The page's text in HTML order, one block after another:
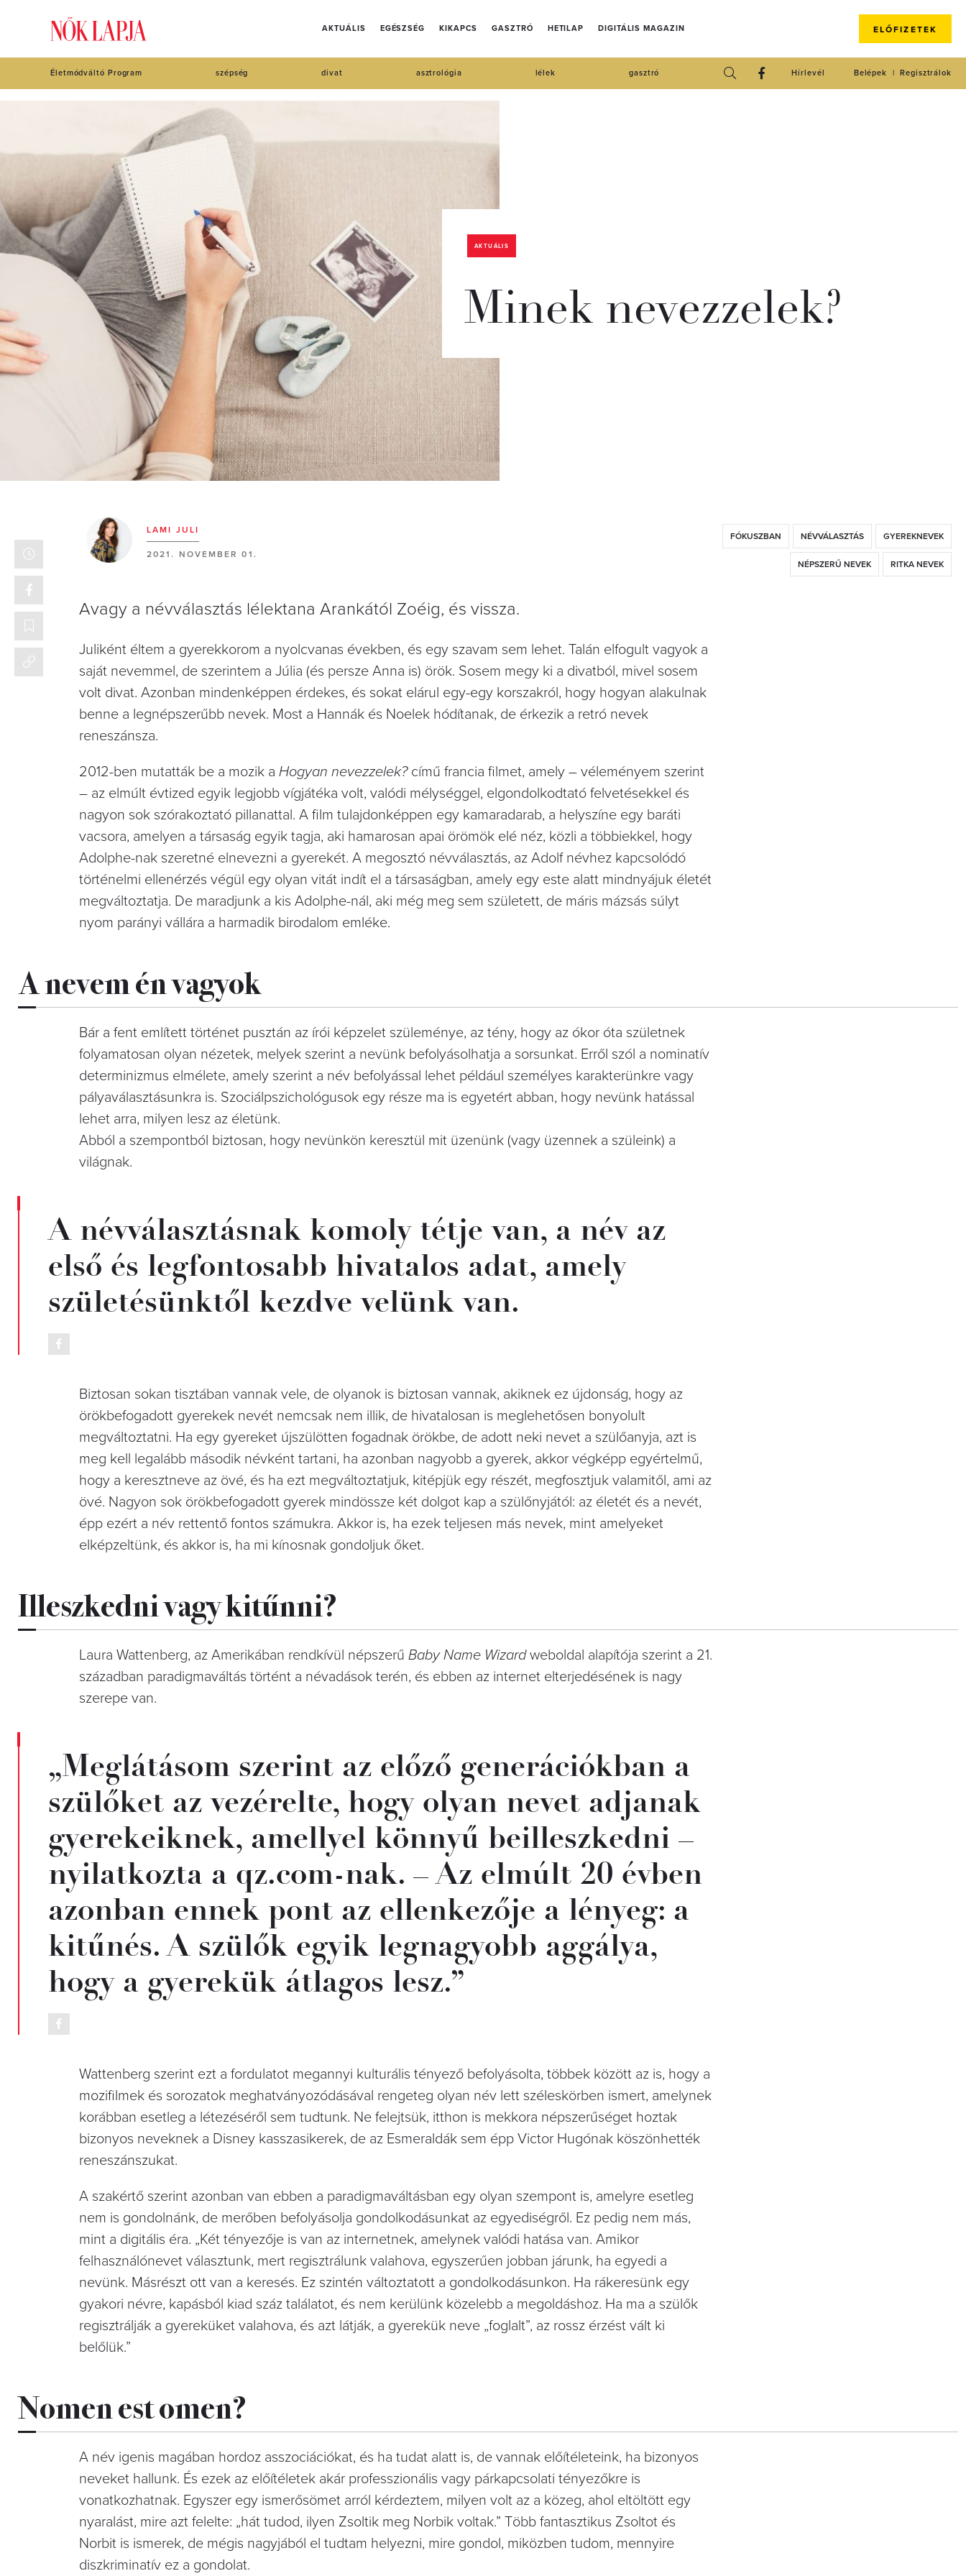
AKTUÁLIS EGÉSZSÉG KIKAPCS GASZTRÓ HETILAP DIGITÁLIS MAGAZIN ELŐFIZETEK
Életmódváltó Program szépség divat asztrológia lélek gasztró Regisztrálok
Belépek
Hírlevél
AKTUÁLIS
Minek nevezzelek?
LAMI JULI
2021. NOVEMBER 01.
FÓKUSZBAN NÉVVÁLASZTÁS GYEREKNEVEK
NÉPSZERŰ NEVEK RITKA NEVEK
Avagy a névválasztás lélektana Arankától Zoéig, és vissza.
Juliként éltem a gyerekkorom a nyolcvanas években, és egy szavam sem lehet. Talán elfogult vagyok a
saját nevemmel, de szerintem a Júlia (és persze Anna is) örök. Sosem megy ki a divatból, mivel sosem
volt divat. Azonban mindenképpen érdekes, és sokat elárul egy-egy korszakról, hogy hogyan alakulnak
benne a legnépszerűbb nevek. Most a Hannák és Noelek hódítanak, de érkezik a retró nevek
reneszánsza.
2012-ben mutatták be a mozik a Hogyan nevezzelek?című francia filmet, amely – véleményem szerint
– az elmúlt évtized egyik legjobb vígjátéka volt, valódi mélységgel, elgondolkodtató felvetésekkel és
nagyon sok szórakoztató pillanattal. A film tulajdonképpen egy kamaradarab, a helyszíne egy baráti
vacsora, amelyen a társaság egyik tagja, aki hamarosan apai örömök elé néz, közli a többiekkel, hogy
Adolphe-nak szeretné elnevezni a gyerekét. A megosztó névválasztás, az Adolf névhez kapcsolódó
történelmi ellenérzés végül egy olyan vitát indít el a társaságban, amely egy este alatt mindnyájuk életét
megváltoztatja. De maradjunk a kis Adolphe-nál, aki még meg sem született, de máris mázsás súlyt
nyom parányi vállára a harmadik birodalom emléke.
A nevem én vagyok
Bár a fent említett történet pusztán az írói képzelet szüleménye, az tény, hogy az ókor óta születnek
folyamatosan olyan nézetek, melyek szerint a nevünk befolyásolhatja a sorsunkat. Erről szól a nominatív
determinizmus elmélete, amely szerint a név befolyással lehet például személyes karakterünkre vagy
pályaválasztásunkra is. Szociálpszichológusok egy része ma is egyetért abban, hogy nevünk hatással
lehet arra, milyen lesz az életünk.
Abból a szempontból biztosan, hogy nevünkön keresztül mit üzenünk (vagy üzennek a szüleink) a
világnak.
A névválasztásnak komoly tétje van, a név az
első és legfontosabb hivatalos adat, amely
születésünktől kezdve velünk van.
Biztosan sokan tisztában vannak vele, de olyanok is biztosan vannak, akiknek ez újdonság, hogy az
örökbefogadott gyerekek nevét nemcsak nem illik, de hivatalosan is meglehetősen bonyolult
megváltoztatni. Ha egy gyereket újszülötten fogadnak örökbe, de adott neki nevet a szülőanyja, azt is
meg kell legalább második névként tartani, ha azonban nagyobb a gyerek, akkor végképp egyértelmű,
hogy a keresztneve az övé, és ha ezt megváltoztatjuk, kitépjük egy részét, megfosztjuk valamitől, ami az
övé. Nagyon sok örökbefogadott gyerek mindössze két dolgot kap a szülőnyjától: az életét és a nevét,
épp ezért a név rettentő fontos számukra. Akkor is, ha ezek teljesen más nevek, mint amelyeket
elképzeltünk, és akkor is, ha mi kínosnak gondoljuk őket.
Illeszkedni vagy kitűnni?
Laura Wattenberg, az Amerikában rendkívül népszerű Baby Name Wizardweboldal alapítója szerint a 21.
században paradigmaváltás történt a névadások terén, és ebben az internet elterjedésének is nagy
szerepe van.
„Meglátásom szerint az előző generációkban a
szülőket az vezérelte, hogy olyan nevet adjanak
gyerekeiknek, amellyel könnyű beilleszkedni –
nyilatkozta a qz.com-nak. – Az elmúlt 20 évben
azonban ennek pont az ellenkezője a lényeg: a
kitűnés. A szülők egyik legnagyobb aggálya,
hogy a gyerekük átlagos lesz.”
Wattenberg szerint ezt a fordulatot megannyi kulturális tényező befolyásolta, többek között az is, hogy a
mozifilmek és sorozatok meghatványozódásával rengeteg olyan név lett széleskörben ismert, amelynek
korábban esetleg a létezéséről sem tudtunk. Ne felejtsük, itthon is mekkora népszerűséget hoztak
bizonyos neveknek a Disney kasszasikerek, de az Esmeraldák sem épp Victor Hugónak köszönhették
reneszánszukat.
A szakértő szerint azonban van ebben a paradigmaváltásban egy olyan szempont is, amelyre esetleg
nem is gondolnánk, de merőben befolyásolja gondolkodásunkat az egyediségről. Ez pedig nem más,
mint a digitális éra. „Két tényezője is van az internetnek, amelynek valódi hatása van. Amikor
felhasználónevet választunk, mert regisztrálunk valahova, egyszerűen jobban járunk, ha egyedi a
nevünk. Másrészt ott van a keresés. Ez szintén változtatott a gondolkodásunkon. Ha rákeresünk egy
gyakori névre, kapásból kiad száz találatot, és nem kerülünk közelebb a megoldáshoz. Ha ma a szülők
regisztrálják a gyereküket valahova, és azt látják, a gyerekük neve „foglalt”, az rossz érzést vált ki
belőlük.”
Nomen est omen?
A név igenis magában hordoz asszociációkat, és ha tudat alatt is, de vannak előítéleteink, ha bizonyos
neveket hallunk. És ezek az előítéletek akár professzionális vagy párkapcsolati tényezőkre is
vonatkozhatnak. Egyszer egy ismerősömet arról kérdeztem, milyen volt az a közeg, ahol eltöltött egy
nyaralást, mire azt felelte: „hát tudod, ilyen Zsoltik meg Norbik voltak.” Több fantasztikus Zsoltot és
Norbit is ismerek, de mégis nagyjából el tudtam helyezni, mire gondol, miközben tudom, mennyire
diszkriminatív ez a gondolat.